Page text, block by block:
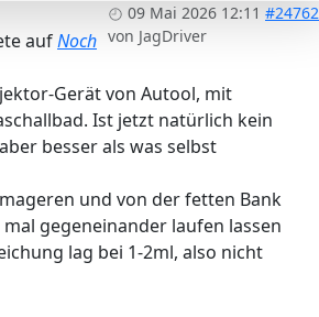
09 Mai 2026 12:11 #24762
von JagDriver
aufNoch
Gerät von Autool, mit
Ist jetzt natürlich kein
besser als was selbst
und von der fetten Bank
gegeneinander laufen lassen
lag bei 1-2ml, also nicht